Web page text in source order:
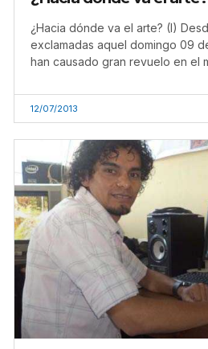
¿Hacia dónde va el arte? (I)
exclamadas aquel domingo 09
han causado gran revuelo en el
12/07/2013